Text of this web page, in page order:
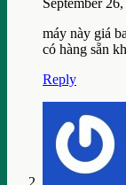
September
máy này giá
có hàng sẵn
Reply